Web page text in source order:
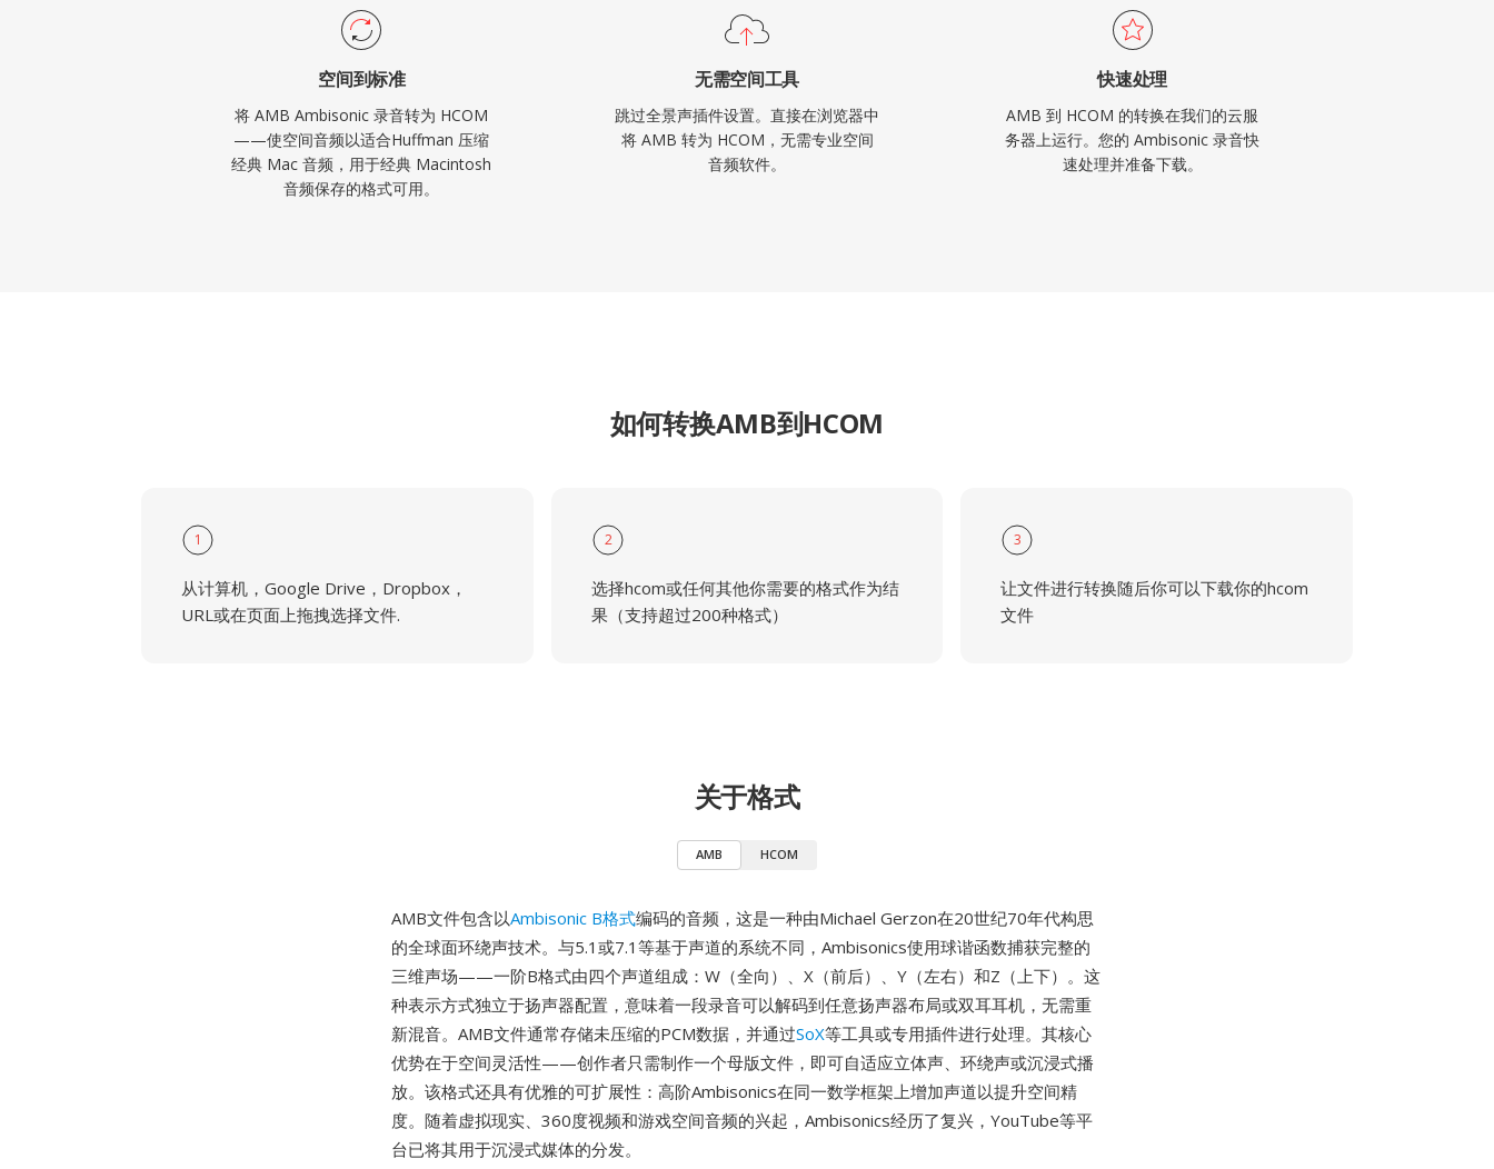
空间到标准
将 AMB Ambisonic 录音转为 HCOM
——使空间音频以适合Huffman 压缩
经典 Mac 音频，用于经典 Macintosh
音频保存的格式可用。
无需空间工具
跳过全景声插件设置。直接在浏览器中
将 AMB 转为 HCOM，无需专业空间
音频软件。
快速处理
AMB 到 HCOM 的转换在我们的云服
务器上运行。您的 Ambisonic 录音快
速处理并准备下载。
如何转换AMB到HCOM
1
从计算机，Google Drive，Dropbox，
URL或在页面上拖拽选择文件.
2
选择hcom或任何其他你需要的格式作为结
果（支持超过200种格式）
3
让文件进行转换随后你可以下载你的hcom
文件
关于格式
AMB HCOM
AMB文件包含以Ambisonic B格式编码的音频，这是一种由Michael Gerzon在20世纪70年代构思
的全球面环绕声技术。与5.1或7.1等基于声道的系统不同，Ambisonics使用球谐函数捕获完整的
三维声场——一阶B格式由四个声道组成：W（全向）、X（前后）、Y（左右）和Z（上下）。这
种表示方式独立于扬声器配置，意味着一段录音可以解码到任意扬声器布局或双耳耳机，无需重
新混音。AMB文件通常存储未压缩的PCM数据，并通过SoX等工具或专用插件进行处理。其核心
优势在于空间灵活性——创作者只需制作一个母版文件，即可自适应立体声、环绕声或沉浸式播
放。该格式还具有优雅的可扩展性：高阶Ambisonics在同一数学框架上增加声道以提升空间精
度。随着虚拟现实、360度视频和游戏空间音频的兴起，Ambisonics经历了复兴，YouTube等平
台已将其用于沉浸式媒体的分发。